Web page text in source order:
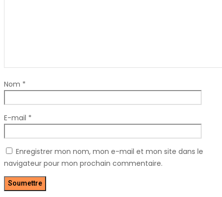
Nom *
E-mail *
Enregistrer mon nom, mon e-mail et mon site dans le
navigateur pour mon prochain commentaire.